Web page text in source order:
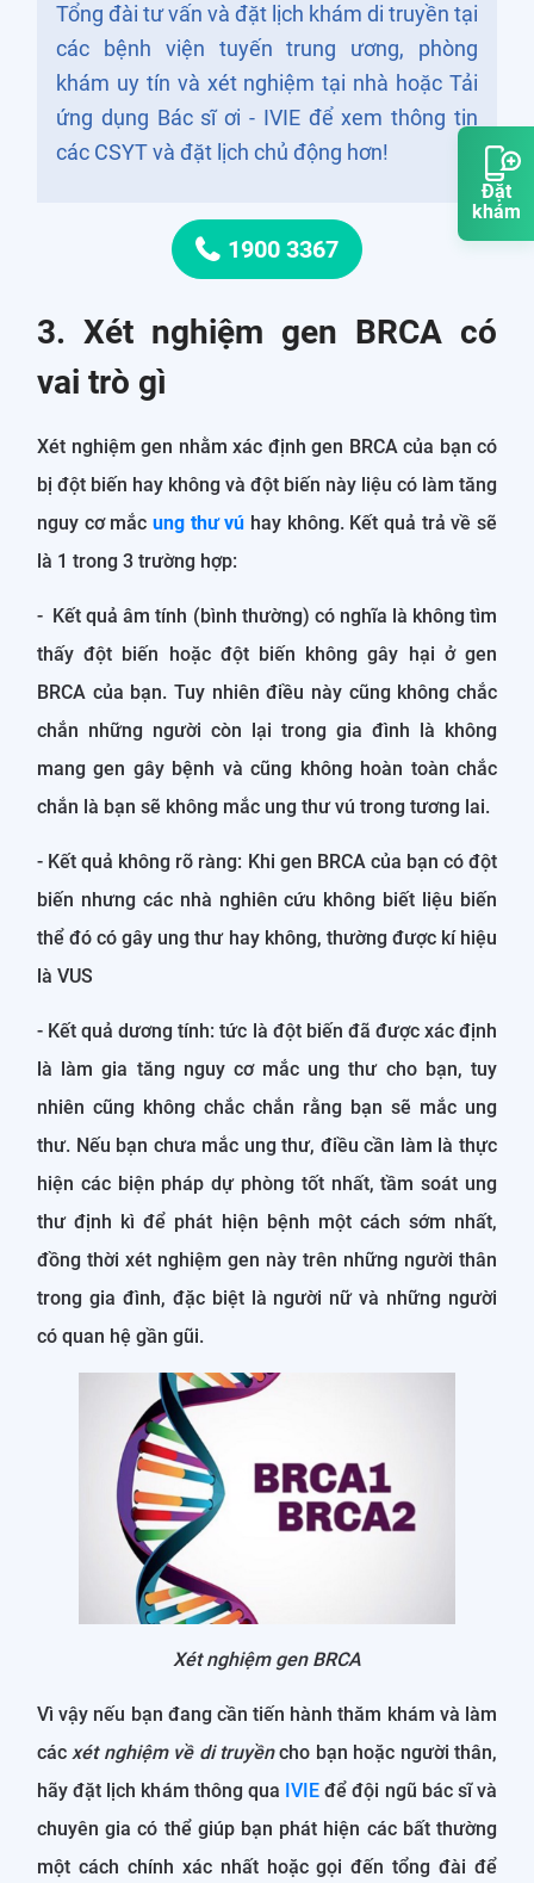
Đặt
khám
Tổng đài tư vấn và đặt lịch khám di truyền tại
các bệnh viện tuyến trung ương, phòng
khám uy tín và xét nghiệm tại nhà hoặc Tải
ứng dụng Bác sĩ ơi - IVIE để xem thông tin
các CSYT và đặt lịch chủ động hơn!
1900 3367
3. Xét nghiệm gen BRCA có
vai trò gì
Xét nghiệm gen nhằm xác định gen BRCA của bạn có
bị đột biến hay không và đột biến này liệu có làm tăng
nguy cơ mắc ung thư vú hay không. Kết quả trả về sẽ
là 1 trong 3 trường hợp:
- Kết quả âm tính (bình thường) có nghĩa là không tìm
thấy đột biến hoặc đột biến không gây hại ở gen
BRCA của bạn. Tuy nhiên điều này cũng không chắc
chắn những người còn lại trong gia đình là không
mang gen gây bệnh và cũng không hoàn toàn chắc
chắn là bạn sẽ không mắc ung thư vú trong tương lai.
- Kết quả không rõ ràng: Khi gen BRCA của bạn có đột
biến nhưng các nhà nghiên cứu không biết liệu biến
thể đó có gây ung thư hay không, thường được kí hiệu
là VUS
- Kết quả dương tính: tức là đột biến đã được xác định
là làm gia tăng nguy cơ mắc ung thư cho bạn, tuy
nhiên cũng không chắc chắn rằng bạn sẽ mắc ung
thư. Nếu bạn chưa mắc ung thư, điều cần làm là thực
hiện các biện pháp dự phòng tốt nhất, tầm soát ung
thư định kì để phát hiện bệnh một cách sớm nhất,
đồng thời xét nghiệm gen này trên những người thân
trong gia đình, đặc biệt là người nữ và những người
có quan hệ gần gũi.
Xét nghiệm gen BRCA
Vì vậy nếu bạn đang cần tiến hành thăm khám và làm
cácxét nghiệm về di truyềncho bạn hoặc người thân,
hãy đặt lịch khám thông qua IVIE để đội ngũ bác sĩ và
chuyên gia có thể giúp bạn phát hiện các bất thường
một cách chính xác nhất hoặc gọi đến tổng đài để